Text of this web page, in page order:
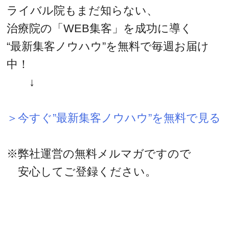
ライバル院もまだ知らない、
治療院の「WEB集客」を成功に導く
“最新集客ノウハウ”を無料で毎週お届け
中！
↓
＞今すぐ”最新集客ノウハウ”を無料で見る
※弊社運営の無料メルマガですので
安心してご登録ください。